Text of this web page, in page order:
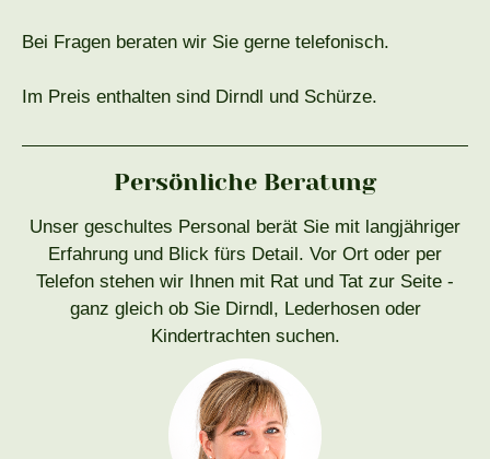
Bei Fragen beraten wir Sie gerne telefonisch.
Im Preis enthalten sind Dirndl und Schürze.
Persönliche Beratung
Unser geschultes Personal berät Sie mit langjähriger
Erfahrung und Blick fürs Detail. Vor Ort oder per
Telefon stehen wir Ihnen mit Rat und Tat zur Seite -
ganz gleich ob Sie Dirndl, Lederhosen oder
Kindertrachten suchen.